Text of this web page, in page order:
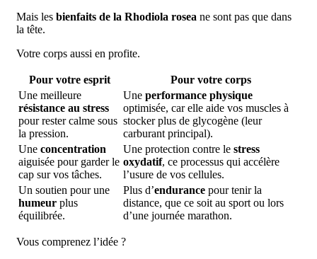
Mais les bienfaits de la Rhodiola rosea ne sont pas que dans
la tête.
Votre corps aussi en profite.
Pour votre esprit
Pour votre corps
Une meilleure
résistance au stress
pour rester calme sous
la pression.
Une performance physique
optimisée, car elle aide vos muscles à
stocker plus de glycogène (leur
carburant principal).
Une concentration
aiguisée pour garder le
cap sur vos tâches.
Une protection contre le stress
oxydatif, ce processus qui accélère
l’usure de vos cellules.
Un soutien pour une
humeur plus
équilibrée.
Plus d’endurance pour tenir la
distance, que ce soit au sport ou lors
d’une journée marathon.
Vous comprenez l’idée ?